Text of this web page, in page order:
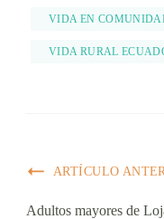
VIDA EN
VIDA RURAL
ARTÍCULO
Adultos mayores de